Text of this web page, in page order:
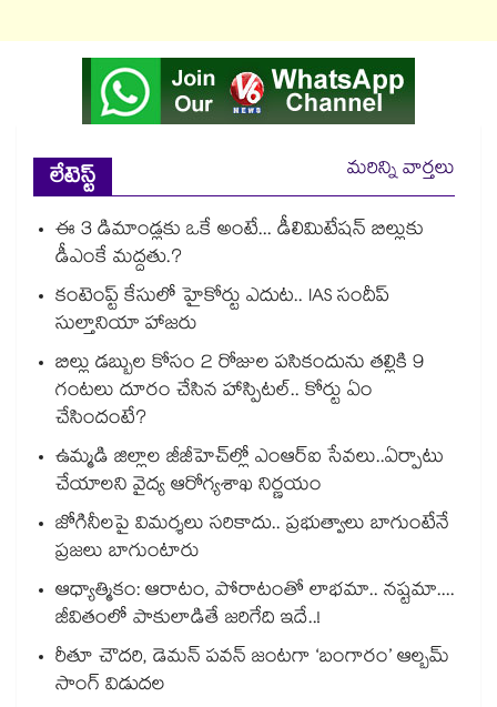
లేటెస్ట్
మరిన్ని వార్తలు
ఈ 3 డిమాండ్లకు ఒకే అంటే... డీలిమిటేషన్ బిల్లుకు
డీఎంకే మద్దతు.?
కంటెంప్ట్ కేసులో హైకోర్టు ఎదుట.. IAS సందీప్
సుల్తానియా హాజరు
బిల్లు డబ్బుల కోసం 2 రోజుల పసికందును తల్లికి 9
గంటలు దూరం చేసిన హాస్పిటల్.. కోర్టు ఏం
చేసిందంటే?
ఉమ్మడి జిల్లాల జీజీహెచ్‌‌ల్లో ఎంఆర్ఐ సేవలు..ఏర్పాటు
చేయాలని వైద్య ఆరోగ్యశాఖ నిర్ణయం
జోగినీలపై విమర్శలు సరికాదు.. ప్రభుత్వాలు బాగుంటేనే
ప్రజలు బాగుంటారు
ఆధ్యాత్మికం: ఆరాటం, పోరాటంతో లాభమా.. నష్టమా....
జీవితంలో పాకులాడితే జరిగేది ఇదే..!
రీతూ చౌదరి, డెమన్ పవన్ జంటగా ‘బంగారం’ ఆల్బమ్
సాంగ్ విడుదల